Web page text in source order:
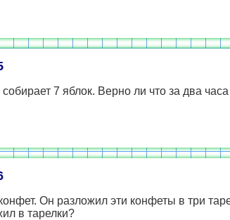
собирает 7 яблок. Верно ли что за два
Он разложил эти конфеты в три
в тарелки?